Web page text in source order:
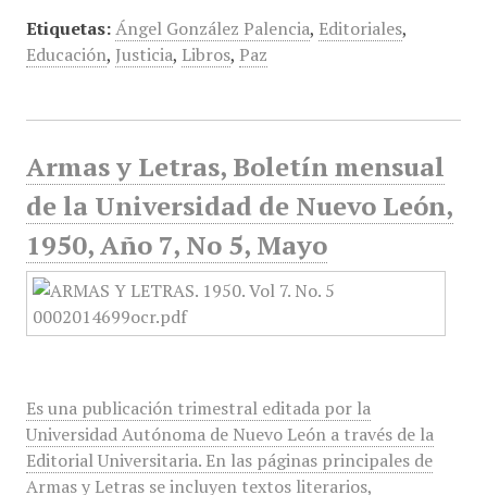
Etiquetas: Ángel González Palencia, Editoriales,
Educación, Justicia, Libros, Paz
Armas y Letras, Boletín mensual
de la Universidad de Nuevo León,
1950, Año 7, No 5, Mayo
Es una publicación trimestral editada por la
Universidad Autónoma de Nuevo León a través de la
Editorial Universitaria. En las páginas principales de
Armas y Letras se incluyen textos literarios,